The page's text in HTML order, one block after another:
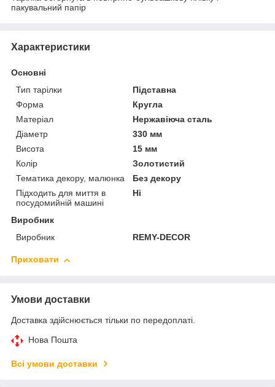
пакувальний папір
Характеристики
Основні
Тип тарілки
Підставна
Форма
Кругла
Матеріал
Нержавіюча сталь
Діаметр
330 мм
Висота
15 мм
Колір
Золотистий
Тематика декору, малюнка
Без декору
Підходить для миття в
посудомийній машині
Ні
Виробник
Виробник
REMY-DECOR
Приховати
Умови доставки
Доставка здійснюється тільки по передоплаті.
Нова Пошта
Всі умови доставки